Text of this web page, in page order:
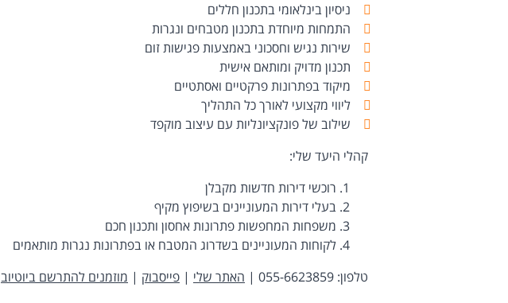
ניסיון בינלאומי בתכנון חללים
התמחות מיוחדת בתכנון מטבחים ונגרות
שירות נגיש וחסכוני באמצעות פגישות זום
תכנון מדויק ומותאם אישית
מיקוד בפתרונות פרקטיים ואסתטיים
ליווי מקצועי לאורך כל התהליך
שילוב של פונקציונליות עם עיצוב מוקפד
קהלי היעד שלי:
רוכשי דירות חדשות מקבלן
בעלי דירות המעוניינים בשיפוץ מקיף
משפחות המחפשות פתרונות אחסון ותכנון חכם
לקוחות המעוניינים בשדרוג המטבח או בפתרונות נגרות מותאמים
טלפון: 055-6623859 |
האתר שלי | פייסבוק | מוזמנים להתרשם ביוטיוב